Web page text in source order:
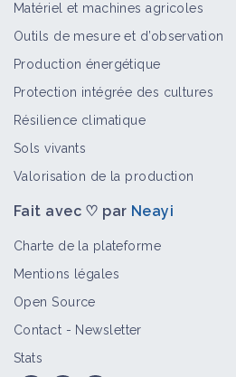
Matériel et machines agricoles
Outils de mesure et d’observation
Production énergétique
Protection intégrée des cultures
Résilience climatique
Sols vivants
Valorisation de la production
Fait avec ♡ par Neayi
Charte de la plateforme
Mentions légales
Open Source
Contact - Newsletter
Stats